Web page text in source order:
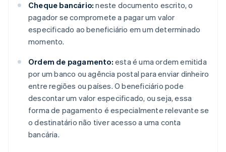
Cheque bancário: neste documento escrito, o
pagador se compromete a pagar um valor
especificado ao beneficiário em um determinado
momento.
Ordem de pagamento: esta é uma ordem emitida
por um banco ou agência postal para enviar dinheiro
entre regiões ou países. O beneficiário pode
descontar um valor especificado, ou seja, essa
forma de pagamento é especialmente relevante se
o destinatário não tiver acesso a uma conta
bancária.